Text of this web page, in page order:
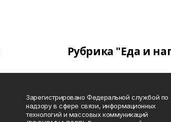
Рубрика "Еда и
Зарегистрировано Федеральной службой по
надзору в сфере связи, информационных
технологий и массовых коммуникаций